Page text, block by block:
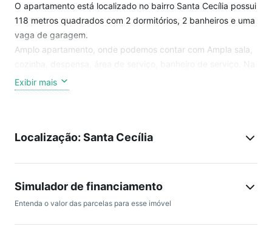
O apartamento está localizado no bairro Santa Cecília possui
118 metros quadrados com 2 dormitórios, 2 banheiros e uma
vaga de garagem.
Amplo apartamento, onde podemos contar com Ampla sala,
área íntima, dispõe de 2 dormitórios e 1 banheiro.
Sala tem incidência do Sol da tarde e dormitórios tem
Shopping Pátio Higienópolis, Estádio Pacaembu, Estação
fácil acesso para Avenida Pacaembu, Avenida Angélica,
Faculdade Mackenzie e Faap.
Exibir mais
Localização: Santa Cecília
Simulador de financiamento
Entenda o valor das parcelas para esse imóvel